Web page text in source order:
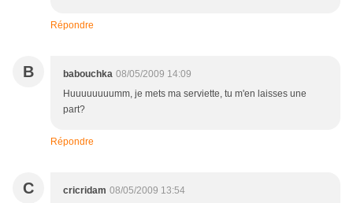
Répondre
B babouchka 08/05/2009 14:09
Huuuuuuuumm, je mets ma serviette, tu m'en laisses une
part?
Répondre
C cricridam 08/05/2009 13:54